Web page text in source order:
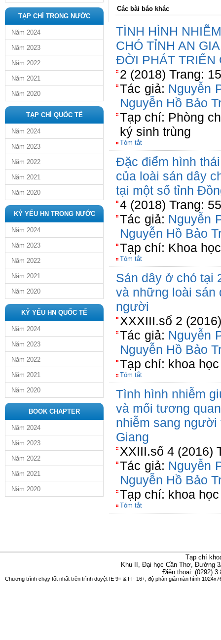
TẠP CHÍ TRONG NƯỚC
Năm 2024
Năm 2023
Năm 2022
Năm 2021
Năm 2020
TẠP CHÍ QUỐC TẾ
Năm 2024
Năm 2023
Năm 2022
Năm 2021
Năm 2020
KỶ YẾU HN TRONG NƯỚC
Năm 2024
Năm 2023
Năm 2022
Năm 2021
Năm 2020
KỶ YẾU HN QUỐC TẾ
Năm 2024
Năm 2023
Năm 2022
Năm 2021
Năm 2020
BOOK CHAPTER
Năm 2024
Năm 2023
Năm 2022
Năm 2021
Năm 2020
Các bài báo khác
TÌNH HÌNH
CHÓ TỈNH AN
ĐỜI PHÁT TRIỂN
2 (2018) Trang:
Tác giả: Nguyễn
Nguyễn Hồ Bảo
Tạp chí: Phòng
ký sinh trùng
Tóm tắt
Đặc điểm hình
của loài sán dây
tại một số tỉnh
4 (2018) Trang:
Tác giả: Nguyễn
Nguyễn Hồ Bảo
Tạp chí: Khoa
Tóm tắt
Sán dây ở chó tại
và những loài sán
người
XXXIII.số 2
Tác giả: Nguyễn
Nguyễn Hồ Bảo
Tạp chí: khoa
Tóm tắt
Tình hình nhiễm
và mối tương
nhiễm sang người
Giang
XXIII.số 4 (2016)
Tác giả: Nguyễn
Nguyễn Hồ Bảo
Tạp chí: khoa
Tóm tắt
Tạp chí
Khu II, Đại học Cần Thơ, Đường
Điện thoại: (0292)
Chương trình chạy tốt nhất trên trình duyệt IE 9+ & FF 16+, độ phân giải màn hình